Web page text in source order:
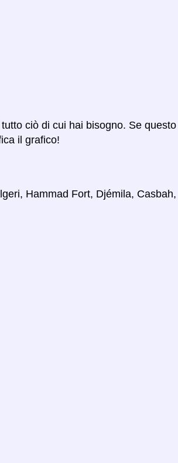
ciò di cui hai bisogno. Se questo
il grafico!
Hammad Fort, Djémila, Casbah,